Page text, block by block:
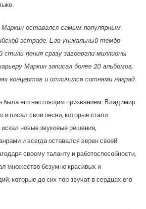
оставался самым популярным
эстраде. Его уникальный тембр
пения сразу завоевали миллионы
Маркин записал более 20 альбомов,
концертов и отличился сотнями наград.
была его настоящим призванием. Владимир
и писал свои песни, которые стали
новые звуковые решения,
и всегда оставался верен своей
своему таланту и работоспособности,
множество безумно красивых и
которые до сих пор звучат в сердцах его